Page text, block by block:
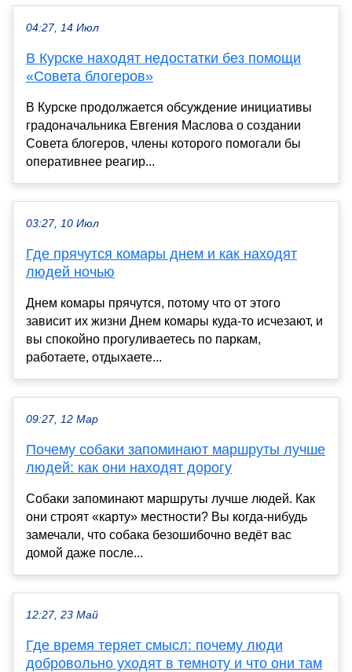
04:27, 14 Июл
В Курске находят недостатки без помощи
«Совета блогеров»
В Курске продолжается обсуждение инициативы
градоначальника Евгения Маслова о создании
Совета блогеров, члены которого помогали бы
оперативнее реагир...
03:27, 10 Июл
Где прячутся комары днем и как находят
людей ночью
Днем комары прячутся, потому что от этого
зависит их жизни Днем комары куда-то исчезают, и
вы спокойно прогуливаетесь по паркам,
работаете, отдыхаете...
09:27, 12 Мар
Почему собаки запоминают маршруты лучше
людей: как они находят дорогу
Собаки запоминают маршруты лучше людей. Как
они строят «карту» местности? Вы когда-нибудь
замечали, что собака безошибочно ведёт вас
домой даже после...
12:27, 23 Май
Где время теряет смысл: почему люди
добровольно уходят в темноту и что они там